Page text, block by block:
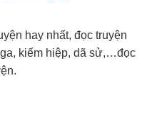
hay nhất, đọc truyện
kiếm hiệp, dã sử,…đọc